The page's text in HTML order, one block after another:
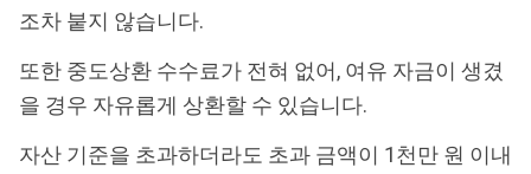
조차 붙지 않습니다.
또한 중도상환 수수료가 전혀 없어, 여유 자금이 생겼
을 경우 자유롭게 상환할 수 있습니다.
자산 기준을 초과하더라도 초과 금액이 1천만 원 이내